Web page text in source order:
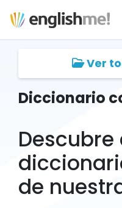
Ver
Diccionario
Descubre
de